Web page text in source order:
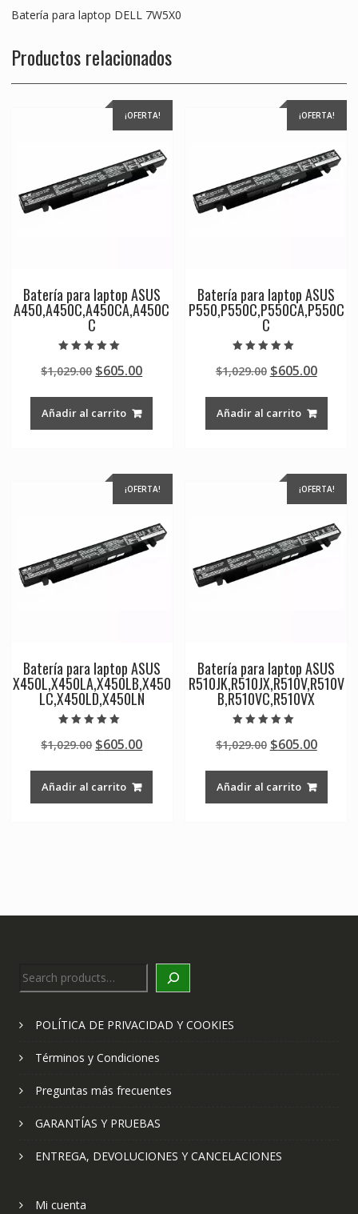
Batería para laptop DELL 7W5X0
Productos relacionados
¡OFERTA!
Batería para laptop ASUS
A450,A450C,A450CA,A450C
C
5.00
de 5
$1,029.00 Original
was:
$1,029.00.
$605.00Current
Añadir al carrito
¡OFERTA!
Batería para laptop ASUS
P550,P550C,P550CA,P550C
C
5.00
de 5
$1,029.00 Original
was:
$1,029.00.
$605.00
Añadir al carrito
¡OFERTA!
Batería para laptop ASUS
X450L,X450LA,X450LB,X450
LC,X450LD,X450LN
5.00
de 5
$1,029.00 Original
was:
$1,029.00.
$605.00Current
Añadir al carrito
¡OFERTA!
Batería para laptop ASUS
R510JK,R510JX,R510V,R510V
B,R510VC,R510VX
5.00
de 5
$1,029.00 Original
was:
$1,029.00.
$605.00
Añadir al carrito
Search
POLÍTICA DE PRIVACIDAD Y COOKIES
Términos y Condiciones
Preguntas más frecuentes
GARANTÍAS Y PRUEBAS
ENTREGA, DEVOLUCIONES Y CANCELACIONES
Mi cuenta